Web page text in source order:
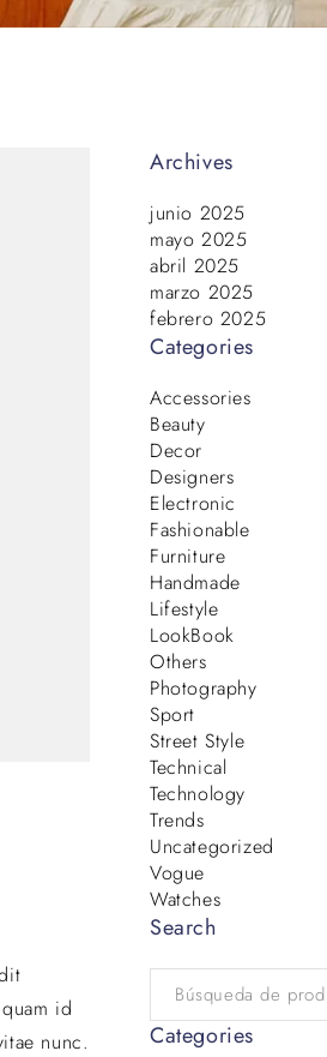
id
nunc.
Archives
junio 2025
mayo 2025
abril 2025
marzo 2025
febrero 2025
Categories
Accessories
Beauty
Decor
Designers
Electronic
Fashionable
Furniture
Handmade
Lifestyle
LookBook
Others
Photography
Sport
Street Style
Technical
Technology
Trends
Uncategorized
Vogue
Watches
Search
Categories